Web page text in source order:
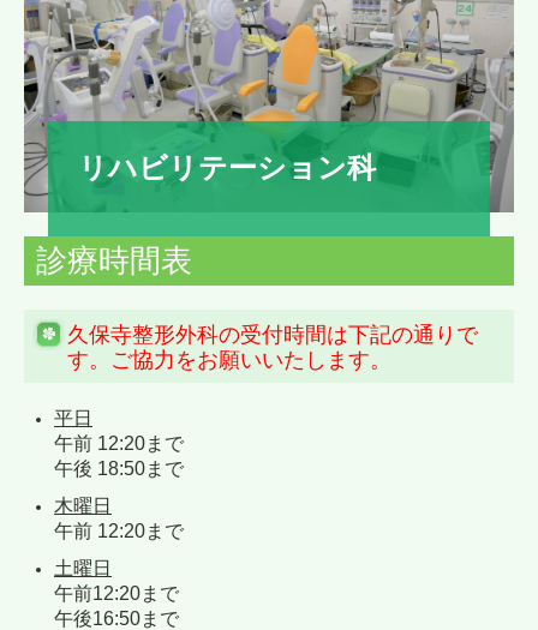
リハビリテーション科
診療時間表
久保寺整形外科の受付時間は下記の通りで
す。ご協力をお願いいたします。
平日
午前 12:20まで
午後 18:50まで
木曜日
午前 12:20まで
土曜日
午前12:20まで
午後16:50まで